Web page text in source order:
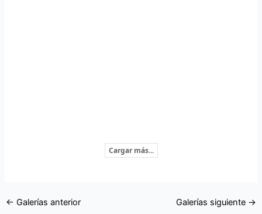
Cargar más...
← Galerías anterior Galerías siguiente →